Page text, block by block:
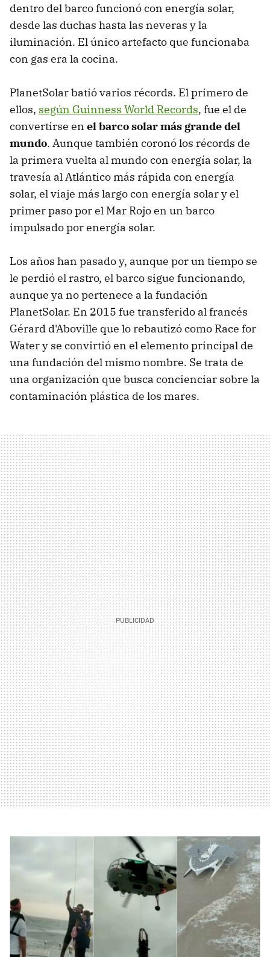
dentro del barco funcionó con energía solar,
desde las duchas hasta las neveras y la
iluminación. El único artefacto que funcionaba
con gas era la cocina.
PlanetSolar batió varios récords. El primero de
ellos, según Guinness World Records, fue el de
convertirse en el barco solar más grande del
mundo. Aunque también coronó los récords de
la primera vuelta al mundo con energía solar, la
travesía al Atlántico más rápida con energía
solar, el viaje más largo con energía solar y el
primer paso por el Mar Rojo en un barco
impulsado por energía solar.
Los años han pasado y, aunque por un tiempo se
le perdió el rastro, el barco sigue funcionando,
aunque ya no pertenece a la fundación
PlanetSolar. En 2015 fue transferido al francés
Gérard d'Aboville que lo rebautizó como Race for
Water y se convirtió en el elemento principal de
una fundación del mismo nombre. Se trata de
una organización que busca concienciar sobre la
contaminación plástica de los mares.